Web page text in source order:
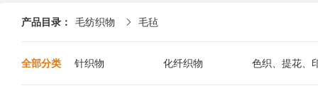
产品目录： 毛纺织物  毛毡
全部分类 针织物 化纤织物
色织、提花、